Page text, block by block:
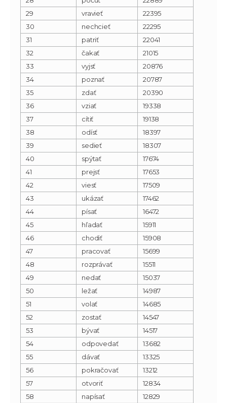
29
vravieť
22395
30
nechcieť
22295
31
patriť
22041
32
čakať
21015
33
vyjsť
20876
34
poznať
20787
35
zdať
20390
36
vziať
19338
37
cítiť
19138
38
odísť
18397
39
sedieť
18307
40
spýtať
17674
41
prejsť
17653
42
viesť
17509
43
ukázať
17462
44
písať
16472
45
hľadať
15911
46
chodiť
15908
47
pracovať
15699
48
rozprávať
15511
49
nedať
15037
50
ležať
14987
51
volať
14685
52
zostať
14547
53
bývať
14517
54
odpovedať
13682
55
dávať
13325
56
pokračovať
13212
57
otvoriť
12834
58
napísať
12829